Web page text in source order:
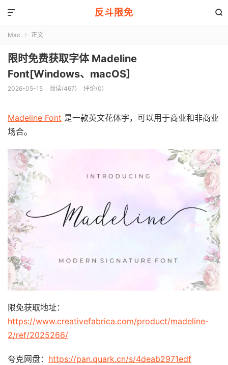
反斗限免 

Mac  正文
限时免费获取字体 Madeline
Font[Windows、macOS]
2026-05-15 阅读(467) 评论(0)
Madeline Font 是一款英文花体字，可以用于商业和非商业
场合。
限免获取地址：
https://www.creativefabrica.com/product/madeline-
2/ref/2025266/
夸克网盘： https://pan.quark.cn/s/4deab2971edf